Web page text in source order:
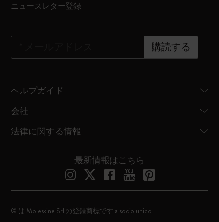
ニュースレター登録
購読する
ヘルプガイド
会社
法律に関する情報
最新情報はこちら
© は Moleskine Srl の登録商標です a socio unico